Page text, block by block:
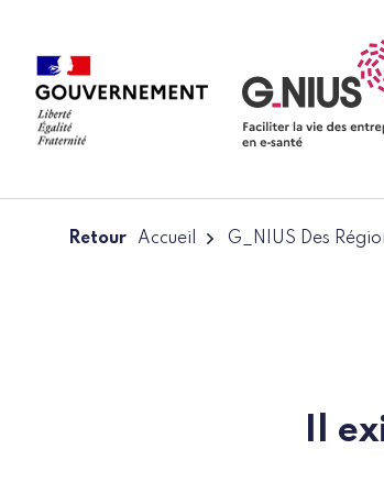
Retour Accueil G_NIUS Des
Il